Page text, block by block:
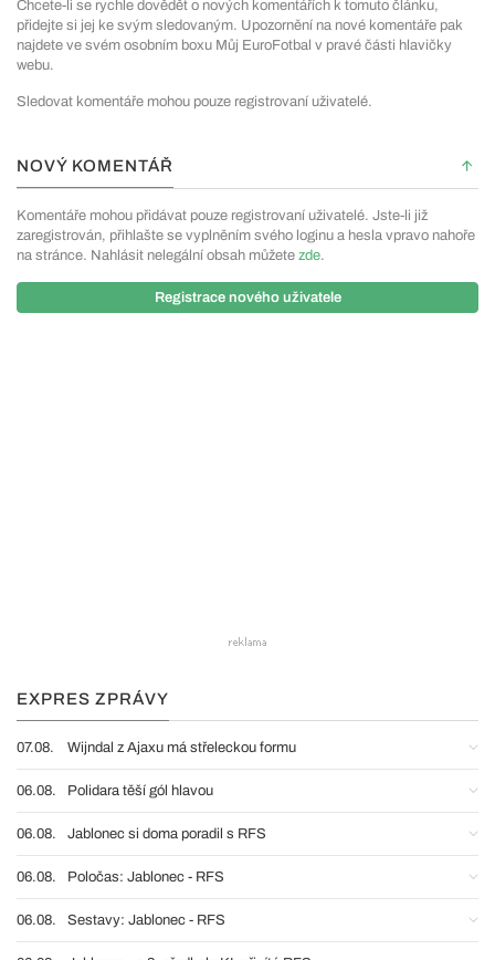
Chcete-li se rychle dovědět o nových komentářích k tomuto článku,
přidejte si jej ke svým sledovaným. Upozornění na nové komentáře pak
najdete ve svém osobním boxu Můj EuroFotbal v pravé části hlavičky
webu.
Sledovat komentáře mohou pouze registrovaní uživatelé.
NOVÝ KOMENTÁŘ
Komentáře mohou přidávat pouze registrovaní uživatelé. Jste-li již
zaregistrován, přihlašte se vyplněním svého loginu a hesla vpravo nahoře
na stránce. Nahlásit nelegální obsah můžete zde.
Registrace nového uživatele
EXPRES ZPRÁVY
07.08. Wijndal z Ajaxu má střeleckou formu
06.08. Polidara těší gól hlavou
06.08. Jablonec si doma poradil s RFS
06.08. Poločas: Jablonec - RFS
06.08. Sestavy: Jablonec - RFS